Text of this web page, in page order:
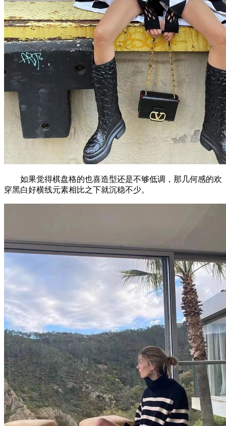
如果觉得棋盘格的也喜造型还是不够低调，那几何感的欢
穿黑白好横线元素相比之下就沉稳不少。